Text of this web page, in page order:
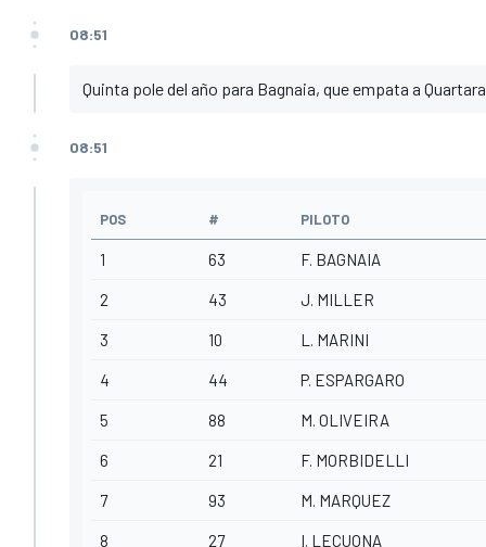
08:51
Quinta pole del año para Bagnaia, que empata a
08:51
POS # PILOTO
1 63 F. BAGNAIA
2 43 J. MILLER
3 10 L. MARINI
4 44 P. ESPARGARO
5 88 M. OLIVEIRA
6 21 F. MORBIDELLI
7 93 M. MARQUEZ
8 27 I. LECUONA